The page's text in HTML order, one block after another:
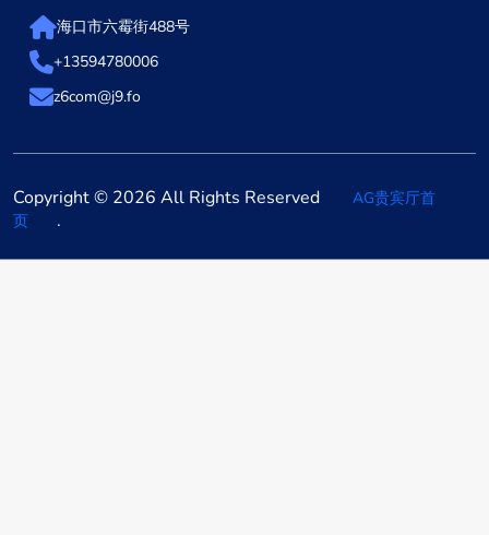
海口市六霉街488号
+13594780006
z6com@j9.fo
Copyright © 2026 All Rights Reserved
AG贵宾厅首
页
.